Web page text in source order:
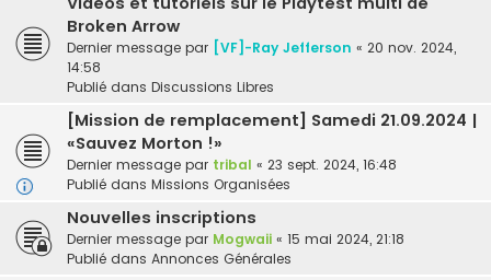
Broken Arrow
Dernier message par [VF]-Ray Jefferson « 20 nov. 2024,
14:58
Publié dans Discussions Libres
[Mission de remplacement] Samedi 21.09.2024 |
«Sauvez Morton !»
Dernier message par tribal « 23 sept. 2024, 16:48
Publié dans Missions Organisées
Nouvelles inscriptions
Dernier message par Mogwaii « 15 mai 2024, 21:18
Publié dans Annonces Générales